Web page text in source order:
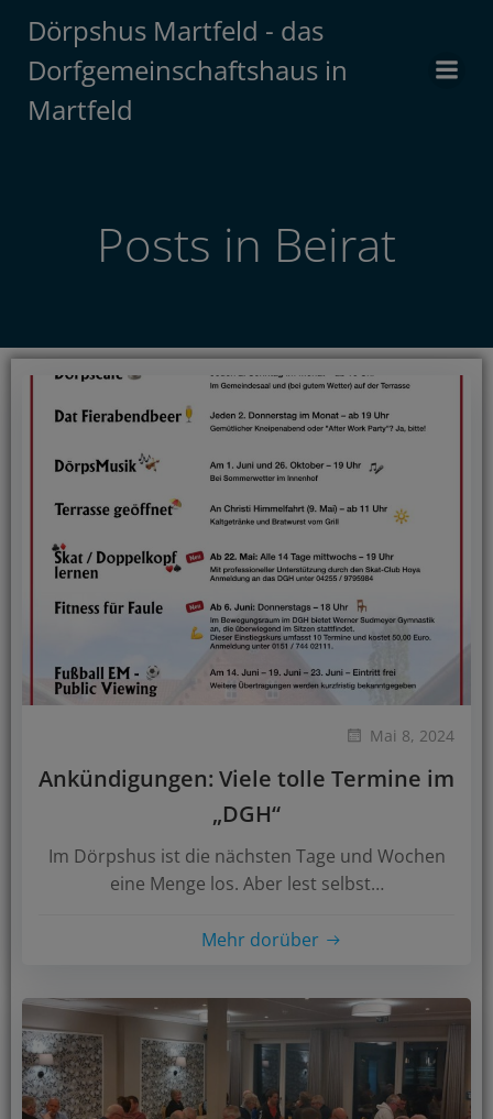
Inhalt
springen
Dörpshus Martfeld - das
Dorfgemeinschaftshaus in
Martfeld
Posts in Beirat
Mai 8, 2024
Ankündigungen: Viele tolle Termine im
„DGH“
Im Dörpshus ist die nächsten Tage und Wochen
eine Menge los. Aber lest selbst…
Mehr dorüber